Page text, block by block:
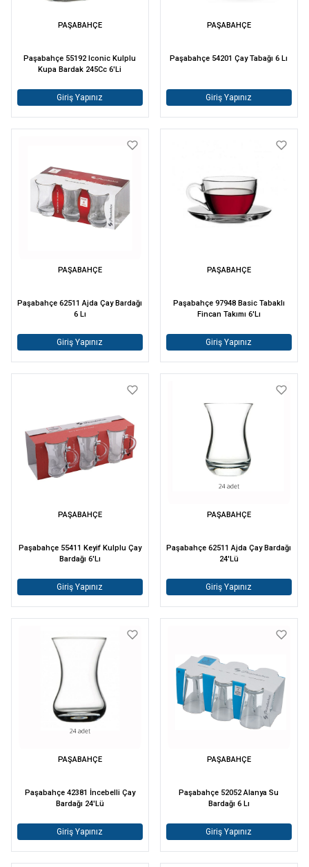
PAŞABAHÇE
Paşabahçe 55192 Iconic Kulplu
Kupa Bardak 245Cc 6'Li
Giriş Yapınız
PAŞABAHÇE
Paşabahçe 54201 Çay Tabağı 6 Lı
Giriş Yapınız
PAŞABAHÇE
Paşabahçe 62511 Ajda Çay Bardağı
6 Lı
Giriş Yapınız
PAŞABAHÇE
Paşabahçe 97948 Basic Tabaklı
Fincan Takımı 6'Lı
Giriş Yapınız
PAŞABAHÇE
Paşabahçe 55411 Keyif Kulplu Çay
Bardağı 6'Lı
Giriş Yapınız
PAŞABAHÇE
Paşabahçe 62511 Ajda Çay Bardağı
24'Lü
Giriş Yapınız
PAŞABAHÇE
Paşabahçe 42381 İncebelli Çay
Bardağı 24'Lü
Giriş Yapınız
PAŞABAHÇE
Paşabahçe 52052 Alanya Su
Bardağı 6 Lı
Giriş Yapınız